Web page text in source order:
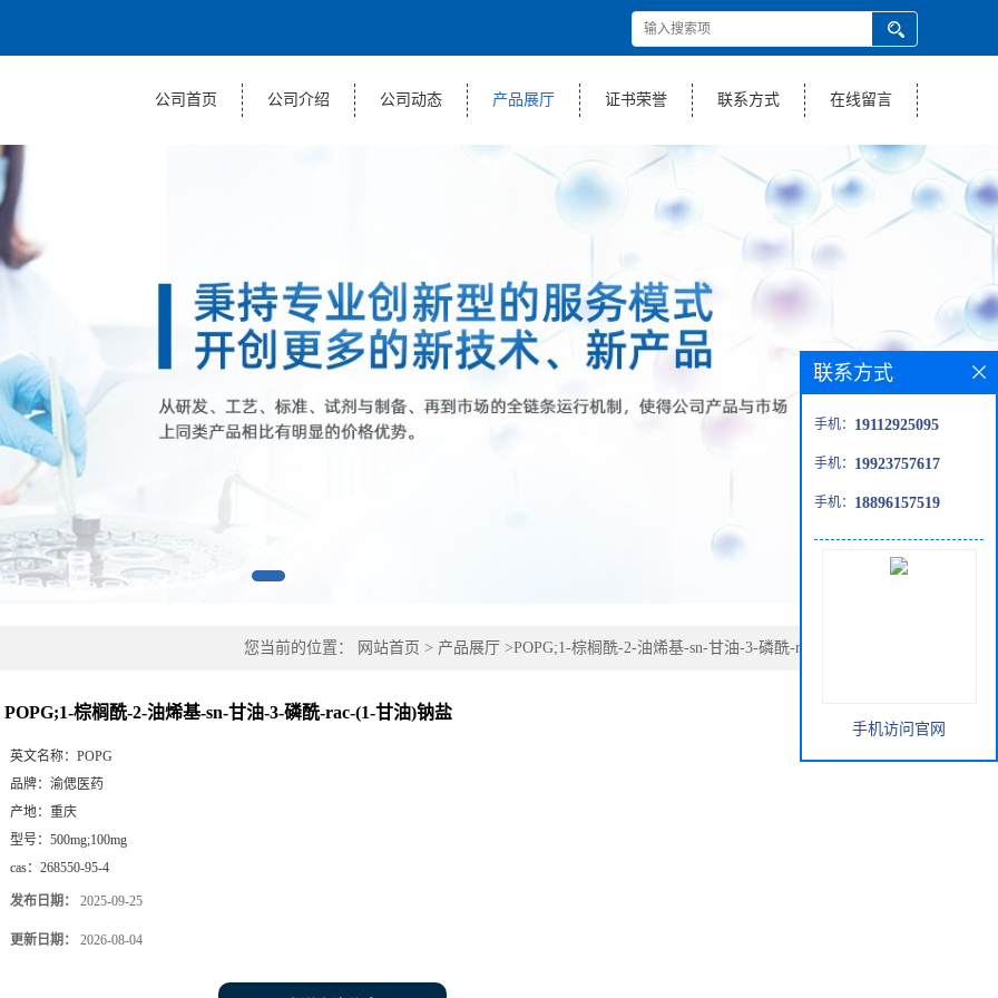
公司首页 公司介绍 公司动态 产品展厅 证书荣誉 联系方式 在线留言
您当前的位置： 网站首页 > 产品展厅 >POPG;1-棕榈酰-2-油烯基-sn-甘油-3-磷酰-rac-(1-甘油)钠盐
POPG;1-棕榈酰-2-油烯基-sn-甘油-3-磷酰-rac-(1-甘油)钠盐
英文名称： POPG
品牌： 渝偲医药
产地： 重庆
型号： 500mg;100mg
cas： 268550-95-4
发布日期： 2025-09-25
更新日期： 2026-08-04
联系方式
手机： 19112925095
手机： 19923757617
手机： 18896157519
手机访问官网